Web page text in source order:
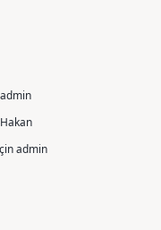
admin
Hakan
admin